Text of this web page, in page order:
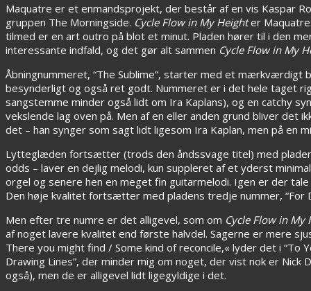
Maquatre er et enmandsprojekt, der består af en vis Kaspar
gruppen The Morningside. Cycle Flow in My Heighter
tilmed er en art outro på blot et minut. Pladen hører til i den
interessante indfald, og det gør alt sammen Cycle Flow in My
Åbningnummeret, “The Sublime”, starter med et
besynderligt og også ret godt. Nummeret er i det hele taget
sangstemme minder også lidt om Ira Kaplans), og en catchy
vekslende lag oven på. Men af en eller anden grund bliver det
det – han synger som sagt lidt ligesom Ira Kaplan, men på en
Lytteglæden fortsætter (trods den åndssvage titel) med
odds – laver en dejlig melodi, kun suppleret af et yderst
orgel og senere hen en meget fin guitarmelodi. Igen er der
Den høje kvalitet fortsætter med pladens tredje nummer, “For
Men efter tre numre er det alligevel, som om Cycle Flow in My
af noget lavere kvalitet end første halvdel. Sagerne er mere
There you might find / Some kind of reconcile,« lyder det i
Drawing Lines”, der minder mig om noget, der vist nok er Nick
også), men de er alligevel lidt ligegyldige i det.